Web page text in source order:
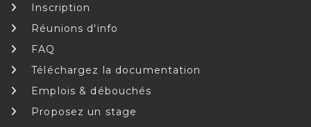
Inscription
Réunions d'info
FAQ
Téléchargez la documentation
Emplois & débouchés
Proposez un stage